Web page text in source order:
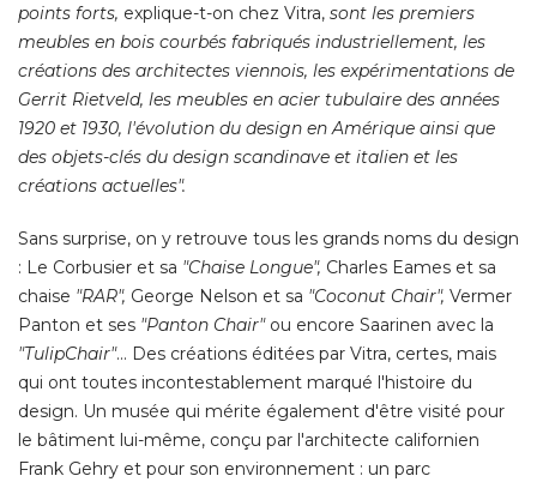
points forts, explique-t-on chez Vitra, sont les premiers
meubles en bois courbés fabriqués industriellement, les
créations des architectes viennois, les expérimentations de
Gerrit Rietveld, les meubles en acier tubulaire des années
1920 et 1930, l'évolution du design en Amérique ainsi que
des objets-clés du design scandinave et italien et les
créations actuelles".
Sans surprise, on y retrouve tous les grands noms du design
: Le Corbusier et sa "Chaise Longue", Charles Eames et sa
chaise "RAR", George Nelson et sa "Coconut Chair", Vermer
Panton et ses "Panton Chair"ou encore Saarinen avec la
"TulipChair"... Des créations éditées par Vitra, certes, mais
qui ont toutes incontestablement marqué l'histoire du
design. Un musée qui mérite également d'être visité pour
le bâtiment lui-même, conçu par l'architecte californien
Frank Gehry et pour son environnement : un parc